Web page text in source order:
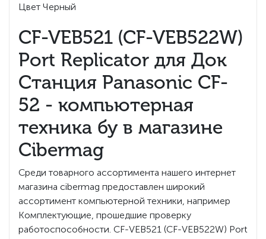
Цвет Черный
CF-VEB521 (CF-VEB522W)
Port Replicator для Док
Станция Panasonic CF-
52 - компьютерная
техника бу в магазине
Cibermag
Среди товарного ассортимента нашего интернет
магазина cibermag предоставлен широкий
ассортимент компьютерной техники, например
Комплектующие, прошедшие проверку
работоспособности. CF-VEB521 (CF-VEB522W) Port